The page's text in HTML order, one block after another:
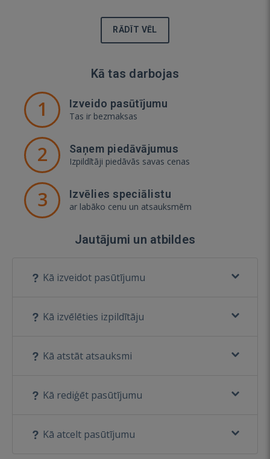
RĀDĪT VĒL
Kā tas darbojas
1 Izveido pasūtījumu
Tas ir bezmaksas
2 Saņem piedāvājumus
Izpildītāji piedāvās savas cenas
3 Izvēlies speciālistu
ar labāko cenu un atsauksmēm
Jautājumi un atbildes
Kā izveidot pasūtījumu
Kā izvēlēties izpildītāju
Kā atstāt atsauksmi
Kā rediģēt pasūtījumu
Kā atcelt pasūtījumu